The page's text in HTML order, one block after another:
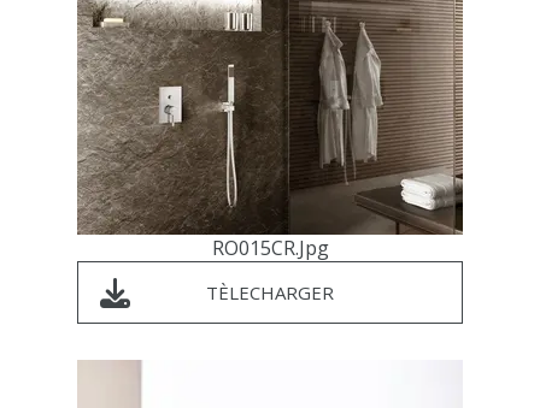
RO015CR.jpg
TÈLECHARGER